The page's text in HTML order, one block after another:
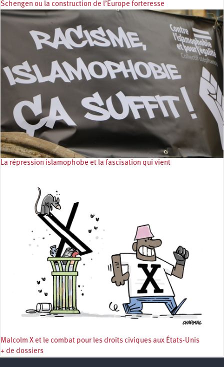
Schengen ou la construction de l’Europe forteresse
La répression islamophobe et la fascisation qui vient
Malcolm X et le combat pour les droits civiques aux États-Unis
+ de dossiers